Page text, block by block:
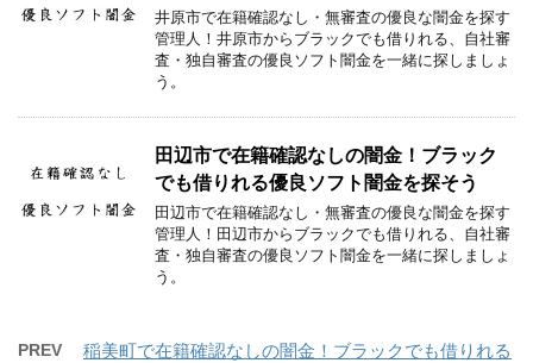
井原市で在籍確認なし・無審査の優良な闇金を探す
管理人！井原市からブラックでも借りれる、自社審
査・独自審査の優良ソフト闇金を一緒に探しましょ
う。
田辺市で在籍確認なしの闇金！ブラック
でも借りれる優良ソフト闇金を探そう
田辺市で在籍確認なし・無審査の優良な闇金を探す
管理人！田辺市からブラックでも借りれる、自社審
査・独自審査の優良ソフト闇金を一緒に探しましょ
う。
PREV
稲美町で在籍確認なしの闇金！ブラックでも借りれる